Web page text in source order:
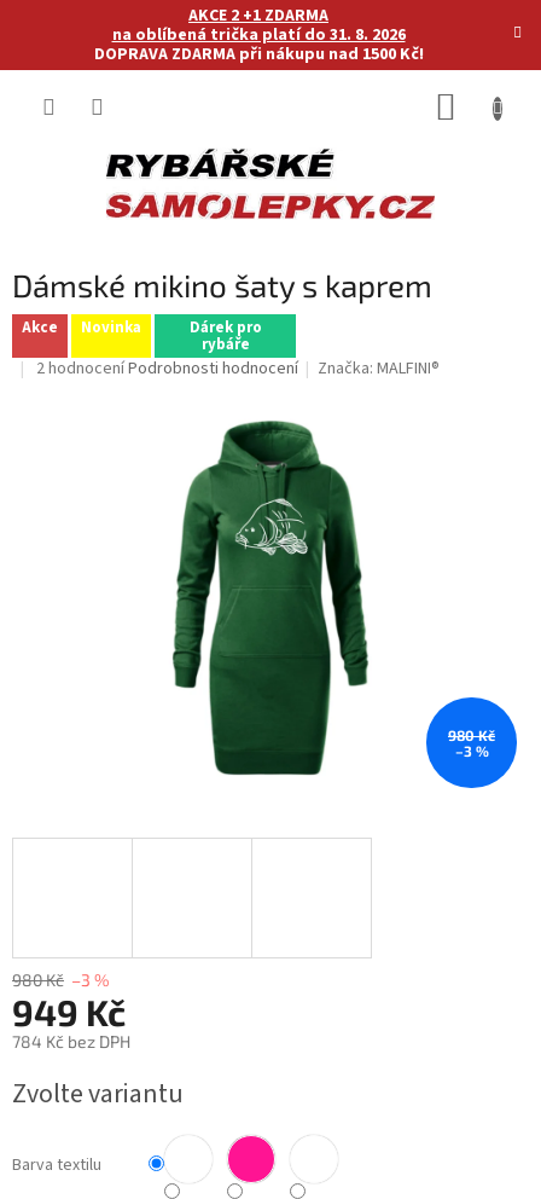
AKCE 2 +1 ZDARMA
na oblíbená trička platí do 31. 8. 2026
DOPRAVA ZDARMA při nákupu nad 1500 Kč!
Dámské mikino šaty s kaprem
Akce Novinka Dárek pro
rybáře
Průměrné
2 hodnoceníPodrobnosti hodnocení Značka:MALFINI®
980 Kč
–3 %
980 Kč –3 %
949 Kč
784 Kč bez DPH
cena:
Zvolte variantu
Barva textilu